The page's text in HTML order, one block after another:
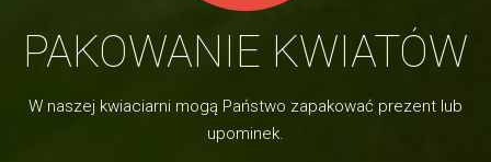
PAKOWANIE KWIATÓW
W naszej kwiaciarni mogą Państwo zapakować prezent lub
upominek.